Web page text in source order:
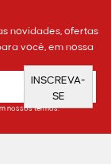
novidades, ofertas
você, em nossa
INSCREVA-
SE
nossos termos.